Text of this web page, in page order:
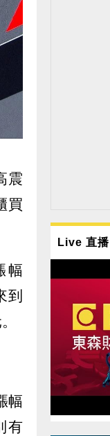
震
買
幅
到
幅
有
Live 直播